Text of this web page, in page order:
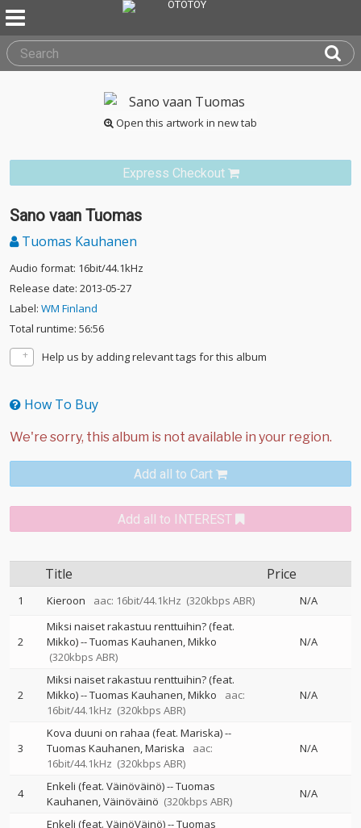
Open this artwork in new tab
Express Checkout
Sano vaan Tuomas
Tuomas Kauhanen
Audio format: 16bit/44.1kHz
Release date: 2013-05-27
Label: WM Finland
Total runtime: 56:56
Help us by adding relevant tags for this album
How To Buy
Add all to Cart
Add all to INTEREST
Title Price
1 Kieroon aac: 16bit/44.1kHz (320kbps ABR) N/A
2
Miksi naiset rakastuu renttuihin? (feat.
Mikko)--Tuomas Kauhanen Mikko
(320kbps ABR)
N/A
2
Miksi naiset rakastuu renttuihin? (feat.
Mikko)--Tuomas Kauhanen Mikko
aac:
16bit/44.1kHz (320kbps ABR)
N/A
3
Kova duuni on rahaa (feat. Mariska)--
Tuomas Kauhanen Mariska
aac:
16bit/44.1kHz (320kbps ABR)
N/A
4 Enkeli (feat. Väinöväinö)--Tuomas
Kauhanen Väinöväinö (320kbps ABR)
N/A
Enkeli (feat. VäinöVäinö)--Tuomas